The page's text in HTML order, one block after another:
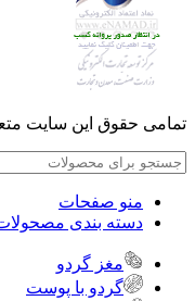
تمامی حقوق این سایت
منو صفحات
دسته بندی
مغز گردو
گردو با پوست